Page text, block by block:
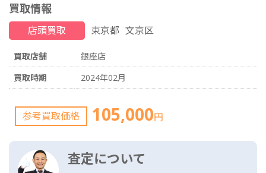
買取情報
店頭買取 東京都 文京区
買取店舗
銀座店
買取時期
2024年02月
参考買取価格 105,000円
査定について